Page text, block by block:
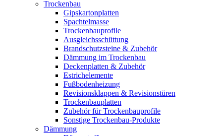
Trockenbau
Gipskartonplatten
Spachtelmasse
Trockenbauprofile
Ausgleichsschüttung
Brandschutzsteine & Zubehör
Dämmung im Trockenbau
Deckenplatten & Zubehör
Estrichelemente
Fußbodenheizung
Revisionsklappen & Revisionstüren
Trockenbauplatten
Zubehör für Trockenbauprofile
Sonstige Trockenbau-Produkte
Dämmung